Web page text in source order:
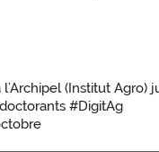
(Institut Agro)
#DigitAg